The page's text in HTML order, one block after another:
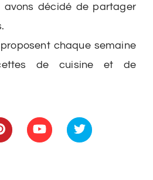
avons décidé de partager
chaque semaine
de cuisine et de